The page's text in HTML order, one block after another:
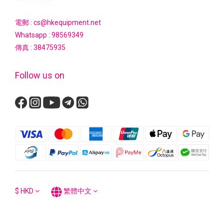
電郵 : cs@hkequipment.net
Whatsapp : 98569349
傳真 : 38475935
Follow us on
$ HKD 繁體中文